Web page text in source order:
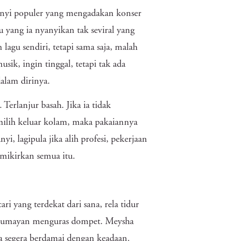
populer yang mengadakan konser
yang ia nyanyikan tak seviral yang
sendiri, tetapi sama saja, malah
ingin tinggal, tetapi tak ada
dirinya.
basah. Jika ia tidak
keluar kolam, maka pakaiannya
lagipula jika alih profesi, pekerjaan
semua itu.
yang terdekat dari sana, rela tidur
menguras dompet. Meysha
berdamai dengan keadaan.